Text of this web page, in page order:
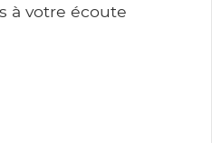
à votre écoute